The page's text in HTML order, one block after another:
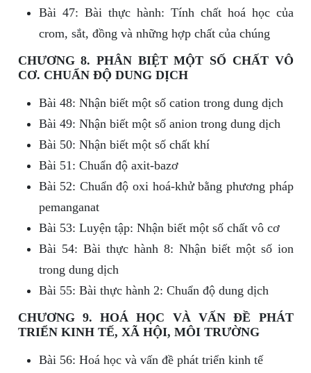
Bài 47: Bài thực hành: Tính chất hoá học của
crom, sắt, đồng và những hợp chất của chúng
CHƯƠNG 8. PHÂN BIỆT MỘT SỐ CHẤT VÔ
CƠ. CHUẨN ĐỘ DUNG DỊCH
Bài 48: Nhận biết một số cation trong dung dịch
Bài 49: Nhận biết một số anion trong dung dịch
Bài 50: Nhận biết một số chất khí
Bài 51: Chuẩn độ axit-bazơ
Bài 52: Chuẩn độ oxi hoá-khử bằng phương pháp
pemanganat
Bài 53: Luyện tập: Nhận biết một số chất vô cơ
Bài 54: Bài thực hành 8: Nhận biết một số ion
trong dung dịch
Bài 55: Bài thực hành 2: Chuẩn độ dung dịch
CHƯƠNG 9. HOÁ HỌC VÀ VẤN ĐỀ PHÁT
TRIỂN KINH TẾ, XÃ HỘI, MÔI TRƯỜNG
Bài 56: Hoá học và vấn đề phát triển kinh tế